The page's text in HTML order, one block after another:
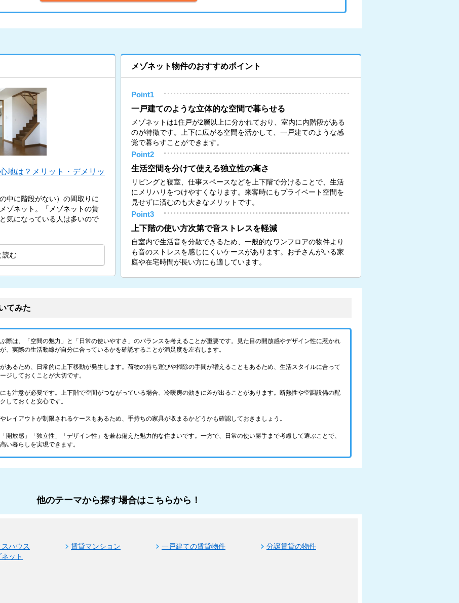
地は？メリット・デメリッ
中に階段がない）の間取りに
ゾネット。「メゾネットの賃
気になっている人は多いので
読む
メゾネット物件のおすすめポイント
Point1
一戸建てのような立体的な空間で暮らせる
メゾネットは1住戸が2層以上に分かれており、室内に内階段がある
のが特徴です。上下に広がる空間を活かして、一戸建てのような感
覚で暮らすことができます。
Point2
生活空間を分けて使える独立性の高さ
リビングと寝室、仕事スペースなどを上下階で分けることで、生活
にメリハリをつけやすくなります。来客時にもプライベート空間を
見せずに済むのも大きなメリットです。
Point3
上下階の使い方次第で音ストレスを軽減
自室内で生活音を分散できるため、一般的なワンフロアの物件より
も音のストレスを感じにくいケースがあります。お子さんがいる家
庭や在宅時間が長い方にも適しています。
てみた
際は、「空間の魅力」と「日常の使いやすさ」のバランスを考えることが重要です。見た目の開放感やデザイン性に惹かれ
、実際の生活動線が自分に合っているかを確認することが満足度を左右します。
あるため、日常的に上下移動が発生します。荷物の持ち運びや掃除の手間が増えることもあるため、生活スタイルに合って
ジしておくことが大切です。
も注意が必要です。上下階で空間がつながっている場合、冷暖房の効きに差が出ることがあります。断熱性や空調設備の配
しておくと安心です。
レイアウトが制限されるケースもあるため、手持ちの家具が収まるかどうかも確認しておきましょう。
開放感」「独立性」「デザイン性」を兼ね備えた魅力的な住まいです。一方で、日常の使い勝手まで考慮して選ぶことで、
い暮らしを実現できます。
他のテーマから探す場合はこちらから！
スハウス 賃貸マンション 一戸建ての賃貸物件
分譲賃貸の物件
ネット